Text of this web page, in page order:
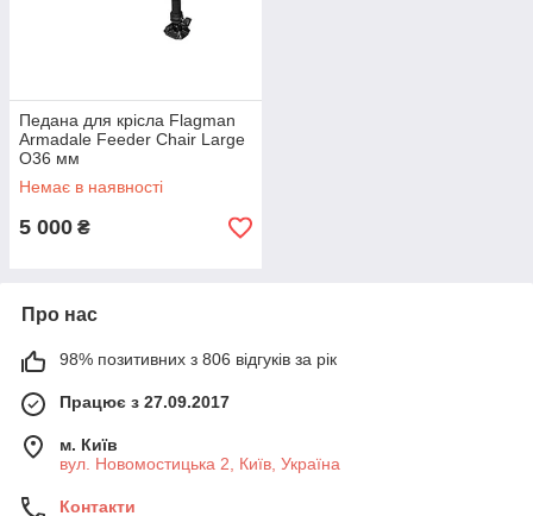
Педана для крісла Flagman
Armadale Feeder Chair Large
O36 мм
Немає в наявності
5 000 ₴
Про нас
98% позитивних з 806 відгуків за рік
Працює з 27.09.2017
м. Київ
вул. Новомостицька 2, Київ, Україна
Контакти